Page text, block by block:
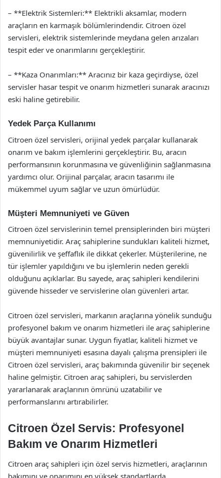
– **Elektrik Sistemleri:** Elektrikli aksamlar, modern
araçların en karmaşık bölümlerindendir. Citroen özel
servisleri, elektrik sistemlerinde meydana gelen arızaları
tespit eder ve onarımlarını gerçekleştirir.
– **Kaza Onarımları:** Aracınız bir kaza geçirdiyse, özel
servisler hasar tespit ve onarım hizmetleri sunarak aracınızı
eski haline getirebilir.
Yedek Parça Kullanımı
Citroen özel servisleri, orijinal yedek parçalar kullanarak
onarım ve bakım işlemlerini gerçekleştirir. Bu, aracın
performansının korunmasına ve güvenliğinin sağlanmasına
yardımcı olur. Orijinal parçalar, aracın tasarımı ile
mükemmel uyum sağlar ve uzun ömürlüdür.
Müşteri Memnuniyeti ve Güven
Citroen özel servislerinin temel prensiplerinden biri müşteri
memnuniyetidir. Araç sahiplerine sundukları kaliteli hizmet,
güvenilirlik ve şeffaflık ile dikkat çekerler. Müşterilerine, ne
tür işlemler yapıldığını ve bu işlemlerin neden gerekli
olduğunu açıklarlar. Bu sayede, araç sahipleri kendilerini
güvende hisseder ve servislerine olan güvenleri artar.
Citroen özel servisleri, markanın araçlarına yönelik sunduğu
profesyonel bakım ve onarım hizmetleri ile araç sahiplerine
büyük avantajlar sunar. Uygun fiyatlar, kaliteli hizmet ve
müşteri memnuniyeti esasına dayalı çalışma prensipleri ile
Citroen özel servisleri, araç bakımında güvenilir bir seçenek
haline gelmiştir. Citroen araç sahipleri, bu servislerden
yararlanarak araçlarının ömrünü uzatabilir ve
performanslarını artırabilirler.
Citroen Özel Servis: Profesyonel
Bakım ve Onarım Hizmetleri
Citroen araç sahipleri için özel servis hizmetleri, araçlarının
bakımını ve onarımını en yüksek standartlarda